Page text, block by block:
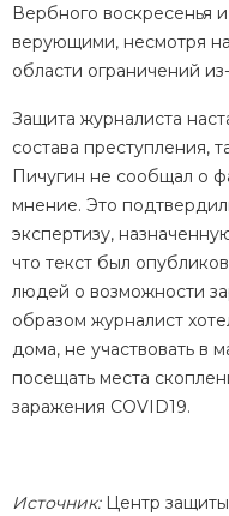
Вербного воскресенья
верующими, несмотря
области ограничений
Защита журналиста
состава преступления,
Пичугин не сообщал о
мнение. Это
экспертизу,
что текст был
людей о возможности
образом журналист
дома, не участвовать в
посещать места
заражения COVID19.
Источник: Центр